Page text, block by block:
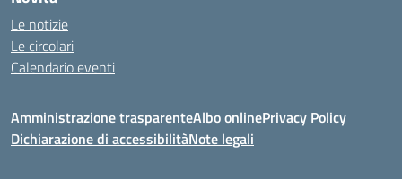
Le notizie
Le circolari
Calendario eventi
Amministrazione trasparenteAlbo onlinePrivacy Policy
Dichiarazione di accessibilitàNote legali